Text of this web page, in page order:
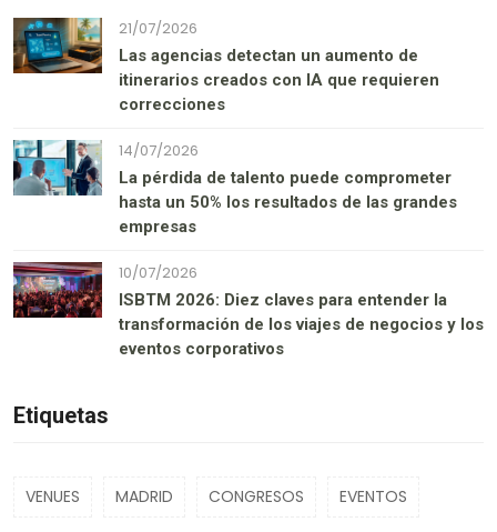
21/07/2026
Las agencias detectan un aumento de
itinerarios creados con IA que requieren
correcciones
14/07/2026
La pérdida de talento puede comprometer
hasta un 50% los resultados de las grandes
empresas
10/07/2026
ISBTM 2026: Diez claves para entender la
transformación de los viajes de negocios y los
eventos corporativos
Etiquetas
VENUES MADRID CONGRESOS EVENTOS